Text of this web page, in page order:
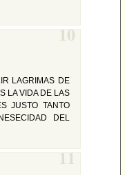
10
LAGRIMAS DE
LA VIDA DE LAS
JUSTO TANTO
DEL
11